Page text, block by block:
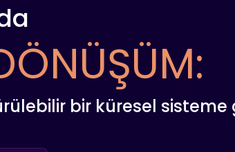
bir küresel sisteme